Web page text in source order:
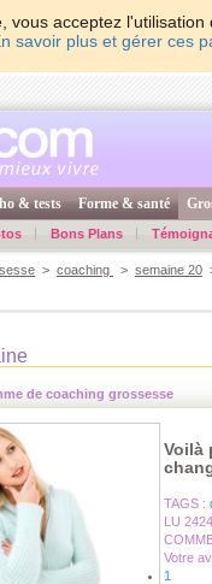
vous acceptez
savoir plus et gérer ces
& tests Forme & santé
Bons Plans
> coaching > semaine 20
de coaching grossesse
Voilà
TAGS :
LU
Votre
1